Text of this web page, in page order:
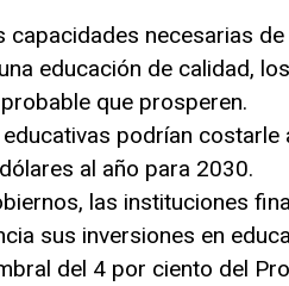
capacidades necesarias de
educación de calidad,
que prosperen.
podrían costarle
al año para 2030.
las instituciones
sus inversiones en
del 4 por ciento del